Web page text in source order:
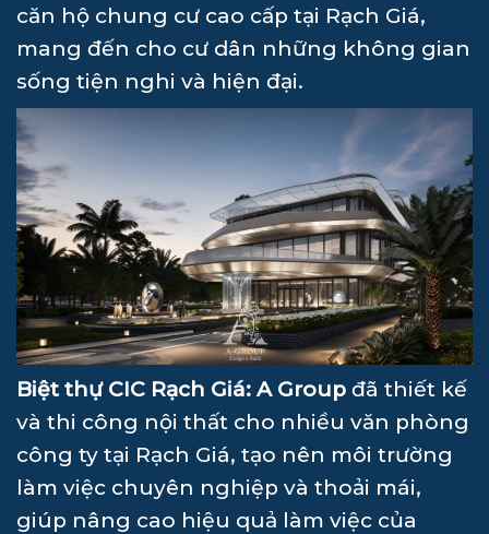
căn hộ chung cư cao cấp tại Rạch Giá,
mang đến cho cư dân những không gian
sống tiện nghi và hiện đại.
Biệt thự CIC Rạch Giá: A Group đã thiết kế
và thi công nội thất cho nhiều văn phòng
công ty tại Rạch Giá, tạo nên môi trường
làm việc chuyên nghiệp và thoải mái,
giúp nâng cao hiệu quả làm việc của